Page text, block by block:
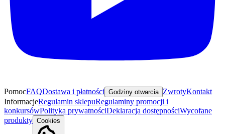
PomocFAQDostawa i płatności Godziny otwarcia ZwrotyKontakt
InformacjeRegulamin sklepuRegulaminy promocji i
konkursówPolityka prywatnościDeklaracja dostępnościWycofane
produkty Cookies